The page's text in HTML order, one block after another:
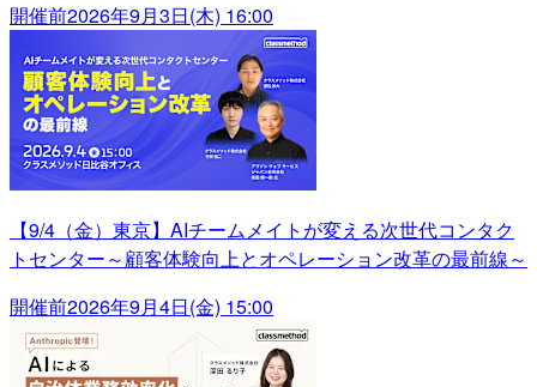
開催前2026年9月3日(木) 16:00
【9/4（金）東京】AIチームメイトが変える次世代コンタク
トセンター～顧客体験向上とオペレーション改革の最前線～
開催前2026年9月4日(金) 15:00